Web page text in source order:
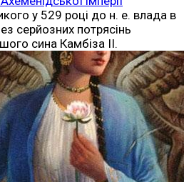
у 529 році до н. е. влада в
серйозних потрясінь
сина Камбіза II.